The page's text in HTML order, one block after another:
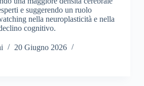
e suggerendo un ruolo
nella neuroplasticità e nella
cognitivo.
20 Giugno 2026